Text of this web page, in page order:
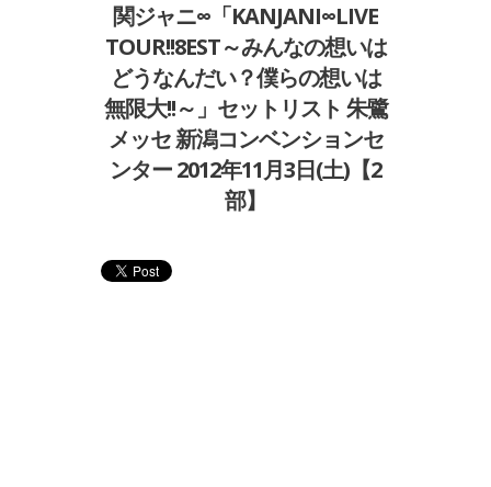
関ジャニ∞「KANJANI∞LIVE
TOUR!!8EST～みんなの想いは
どうなんだい？僕らの想いは
無限大!!～」セットリスト 朱鷺
メッセ 新潟コンベンションセ
ンター 2012年11月3日(土)【2
部】